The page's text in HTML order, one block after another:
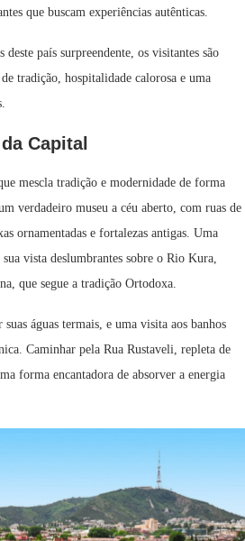
que buscam experiências autênticas.
país surpreendente, os visitantes são
tradição, hospitalidade calorosa e uma
Capital
mescla tradição e modernidade de forma
verdadeiro museu a céu aberto, com ruas de
ornamentadas e fortalezas antigas. Uma
vista deslumbrantes sobre o Rio Kura,
que segue a tradição Ortodoxa.
águas termais, e uma visita aos banhos
Caminhar pela Rua Rustaveli, repleta de
forma encantadora de absorver a energia